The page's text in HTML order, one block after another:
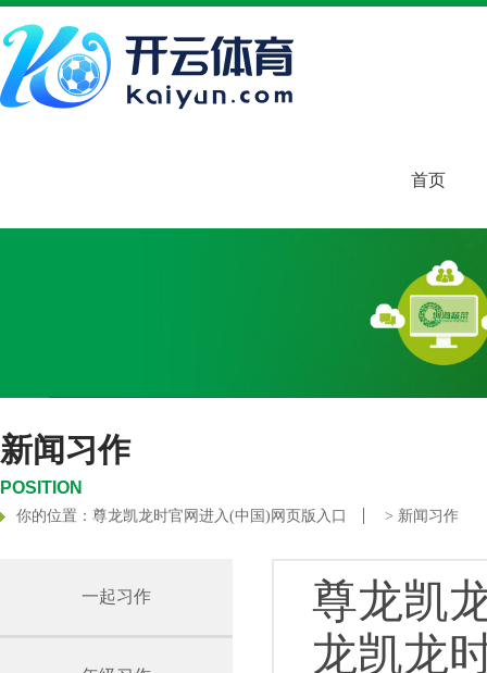
首页
新闻习作
POSITION
你的位置： 尊龙凯龙时官网进入(中国)网页版入口 > 新闻习作
一起习作
尊龙凯
龙凯龙